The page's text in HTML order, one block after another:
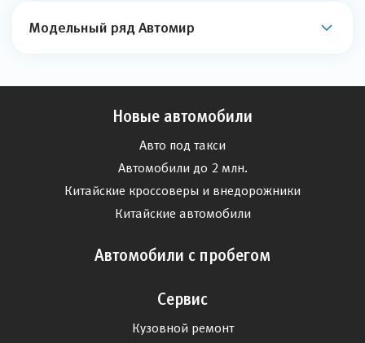
Модельный ряд Автомир
Новые автомобили
Авто под такси
Автомобили до 2 млн.
Китайские кроссоверы и внедорожники
Китайские автомобили
Автомобили с пробегом
Сервис
Кузовной ремонт